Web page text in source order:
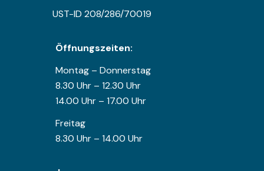
UST-ID 208/286/70019
Öffnungszeiten:
Montag – Donnerstag
8.30 Uhr – 12.30 Uhr
14.00 Uhr – 17.00 Uhr
Freitag
8.30 Uhr – 14.00 Uhr